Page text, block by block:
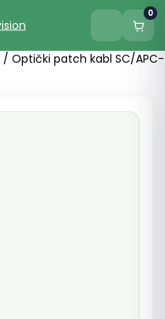
0
/ Optički patch kabl SC/APC-